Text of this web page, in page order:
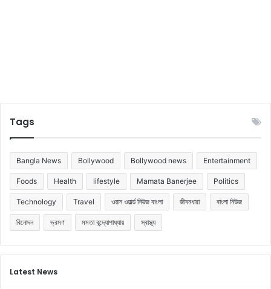
Tags
Bangla News Bollywood Bollywood news Entertainment
Foods Health lifestyle Mamata Banerjee Politics
Technology Travel ওয়ান ওয়ার্ল্ড নিউজ বাংলা জীবনধারা বাংলা নিউজ
বিনোদন ভ্রমণ মমতা বন্দ্যোপাধ্যায় স্বাস্থ্য
Latest News